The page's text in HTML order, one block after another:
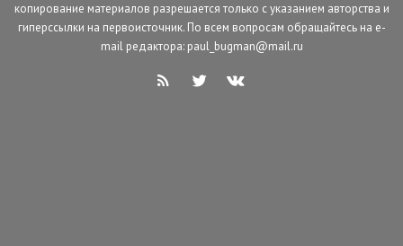
копирование материалов разрешается только с указанием авторства и
гиперссылки на первоисточник. По всем вопросам обращайтесь на e-
mail редактора: paul_bugman@mail.ru